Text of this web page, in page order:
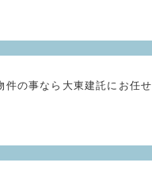
の事なら大東建託にお任せ